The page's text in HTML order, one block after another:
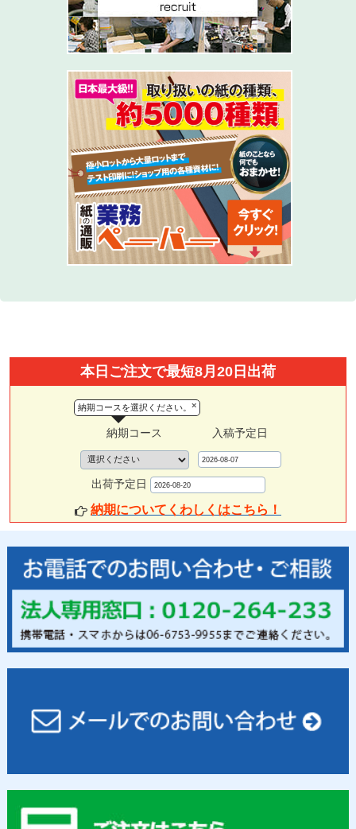
本日ご注文で最短8月20日出荷
×
納期コースを選択ください。
納期コース 入稿予定日
出荷予定日
納期についてくわしくはこちら！